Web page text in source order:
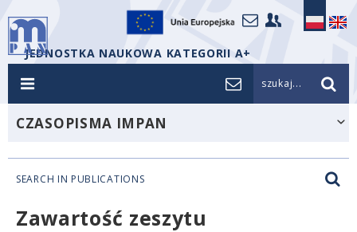
JEDNOSTKA NAUKOWA KATEGORII A+
szukaj...
CZASOPISMA IMPAN
SEARCH IN PUBLICATIONS
Zawartość zeszytu